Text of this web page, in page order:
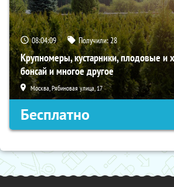
08:04:08 Получили:28
Крупномеры, кустарники, плодовые и
бонсай и многое другое
Москва, Рябиновая улица, 17
Бесплатно